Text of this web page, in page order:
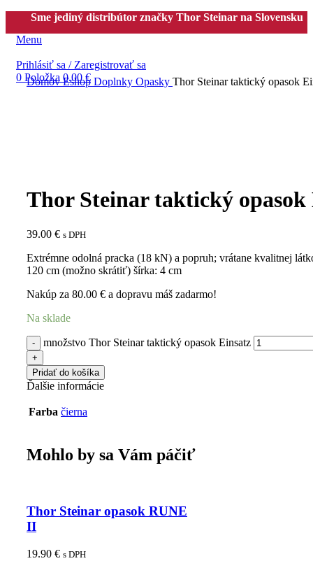
Sme jediný distribútor značky Thor Steinar na Slovensku
Menu
Prihlásiť sa / Zaregistrovať sa
0 Položka 0.00€
DomovEshop Doplnky Opasky Thor Steinar taktický opasok
Thor Steinar taktický opasok
39.00 € s DPH
Extrémne odolná pracka (18 kN) a popruh; vrátane kvalitnej
120 cm (možno skrátiť) šírka: 4 cm
Nakúp za 80.00 € a dopravu máš zadarmo!
Na sklade
množstvo Thor Steinar taktický opasok Einsatz
Pridať do košíka
Ďalšie informácie
Farba čierna
Mohlo by sa Vám páčiť
Thor Steinar opasok RUNE
II
19.90 € s DPH